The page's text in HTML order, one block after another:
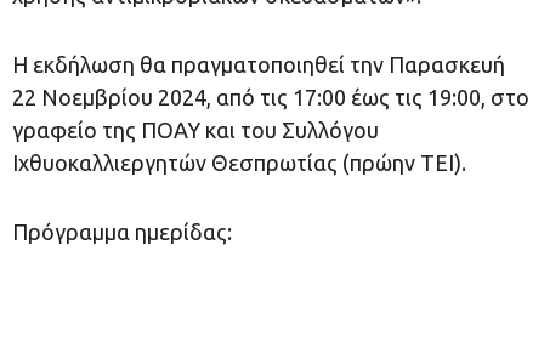
Η εκδήλωση θα πραγματοποιηθεί την Παρασκευή
22 Νοεμβρίου 2024, από τις 17:00 έως τις 19:00, στο
γραφείο της ΠΟΑΥ και του Συλλόγου
Ιχθυοκαλλιεργητών Θεσπρωτίας (πρώην ΤΕΙ).
Πρόγραμμα ημερίδας: